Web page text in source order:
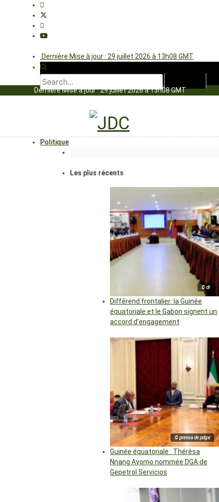
Dernière Mise à jour : 29 juillet 2026 à 13h08 GMT
Dernière Mise à jour : 29 juillet 2026 à 13h08 GMT
Politique
Les plus récents
© dr
Différend frontalier: la Guinée
équatoriale et le Gabon signent un
accord d’engagement
© prensa de pdge
Guinée équatoriale : Thérèsa
Nnang Avomo nommée DGA de
Gepetrol Servicios